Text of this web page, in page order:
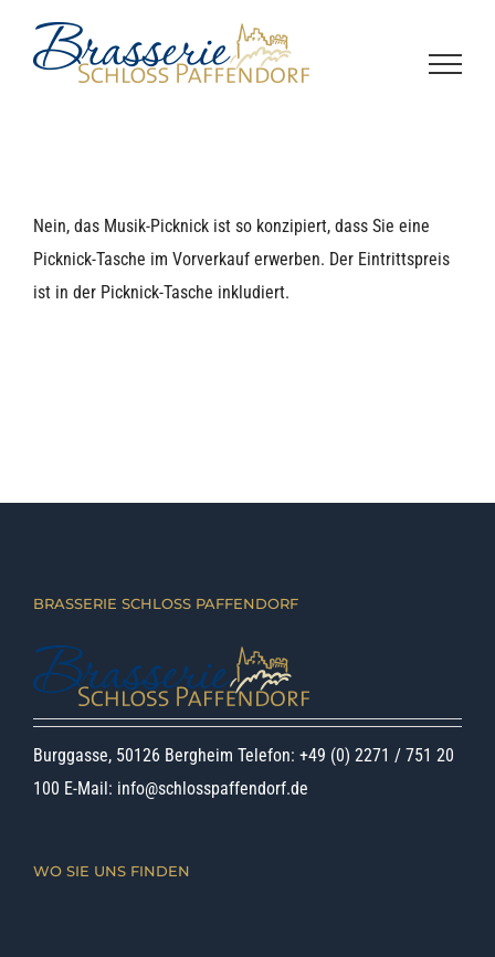
Inhalt
Nein, das Musik-Picknick ist so konzipiert, dass Sie eine
Picknick-Tasche im Vorverkauf erwerben. Der Eintrittspreis
ist in der Picknick-Tasche inkludiert.
BRASSERIE SCHLOSS PAFFENDORF
Burggasse, 50126 Bergheim Telefon: +49 (0) 2271 / 751 20
100 E-Mail: info@schlosspaffendorf.de
WO SIE UNS FINDEN